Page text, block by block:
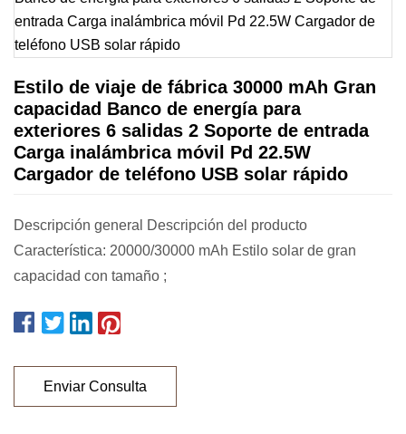
Estilo de viaje de fábrica 30000 mAh Gran
capacidad Banco de energía para
exteriores 6 salidas 2 Soporte de entrada
Carga inalámbrica móvil Pd 22.5W
Cargador de teléfono USB solar rápido
Descripción general Descripción del producto
Característica: 20000/30000 mAh Estilo solar de gran
capacidad con tamaño ;
Enviar Consulta